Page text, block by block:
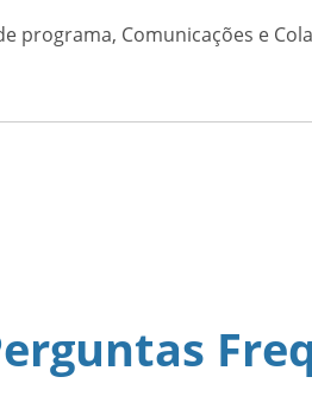
programa, Comunicações e